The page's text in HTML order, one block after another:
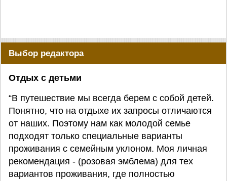
Выбор редактора
Отдых с детьми
“В путешествие мы всегда берем с собой детей.
Понятно, что на отдыхе их запросы отличаются
от наших. Поэтому нам как молодой семье
подходят только специальные варианты
проживания с семейным уклоном. Моя личная
рекомендация - (розовая эмблема) для тех
вариантов проживания, где полностью